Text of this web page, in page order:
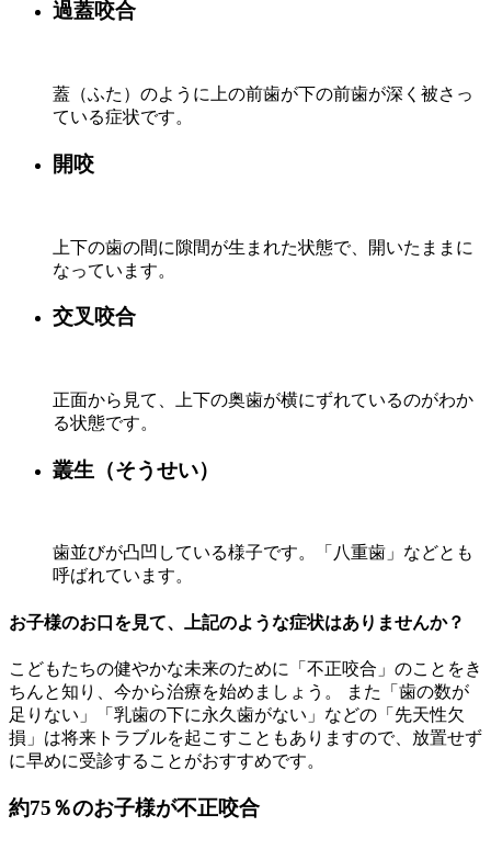
過蓋咬合
蓋（ふた）のように上の前歯が下の前歯が深く被さっ
ている症状です。
開咬
上下の歯の間に隙間が生まれた状態で、開いたままに
なっています。
交叉咬合
正面から見て、上下の奥歯が横にずれているのがわか
る状態です。
叢生（そうせい）
歯並びが凸凹している様子です。「八重歯」などとも
呼ばれています。
お子様のお口を見て、上記のような症状はありませんか？
こどもたちの健やかな未来のために「不正咬合」のことをき
ちんと知り、今から治療を始めましょう。 また「歯の数が
足りない」「乳歯の下に永久歯がない」などの「先天性欠
損」は将来トラブルを起こすこともありますので、放置せず
に早めに受診することがおすすめです。
約75％のお子様が不正咬合